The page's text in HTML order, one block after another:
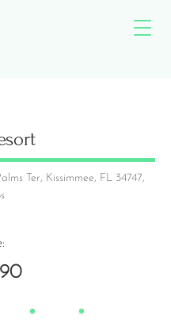
Ter, Kissimmee, FL 34747,